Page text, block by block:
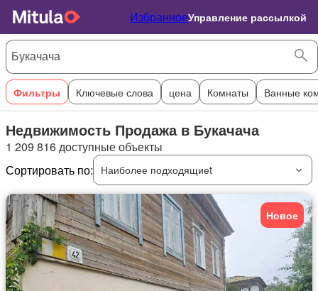
ИзбранноеУправление рассылкой
Фильтры Ключевые слова цена Комнаты Ванные
Недвижимость Продажа в Букачача
1 209 816 доступные объекты
Сортировать по:
Наиболее подходящиеt
Новое